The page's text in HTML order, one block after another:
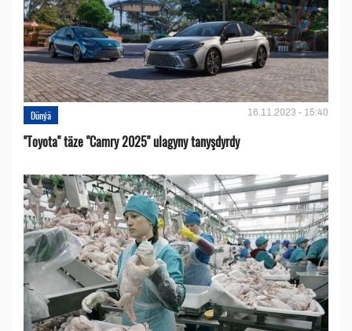
Dünýä 16.11.2023 - 15:40
''Toyota" täze "Camry 2025" ulagyny tanyşdyrdy